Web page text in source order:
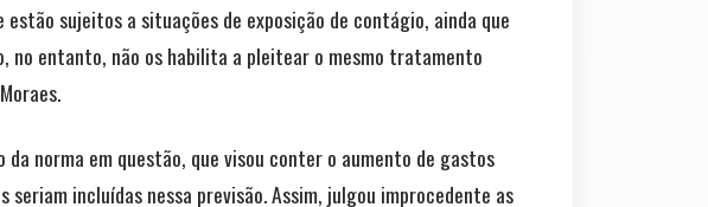
sujeitos a situações de exposição de contágio, ainda que
no entanto, não os habilita a pleitear o mesmo tratamento
norma em questão, que visou conter o aumento de gastos
incluídas nessa previsão. Assim, julgou improcedente as